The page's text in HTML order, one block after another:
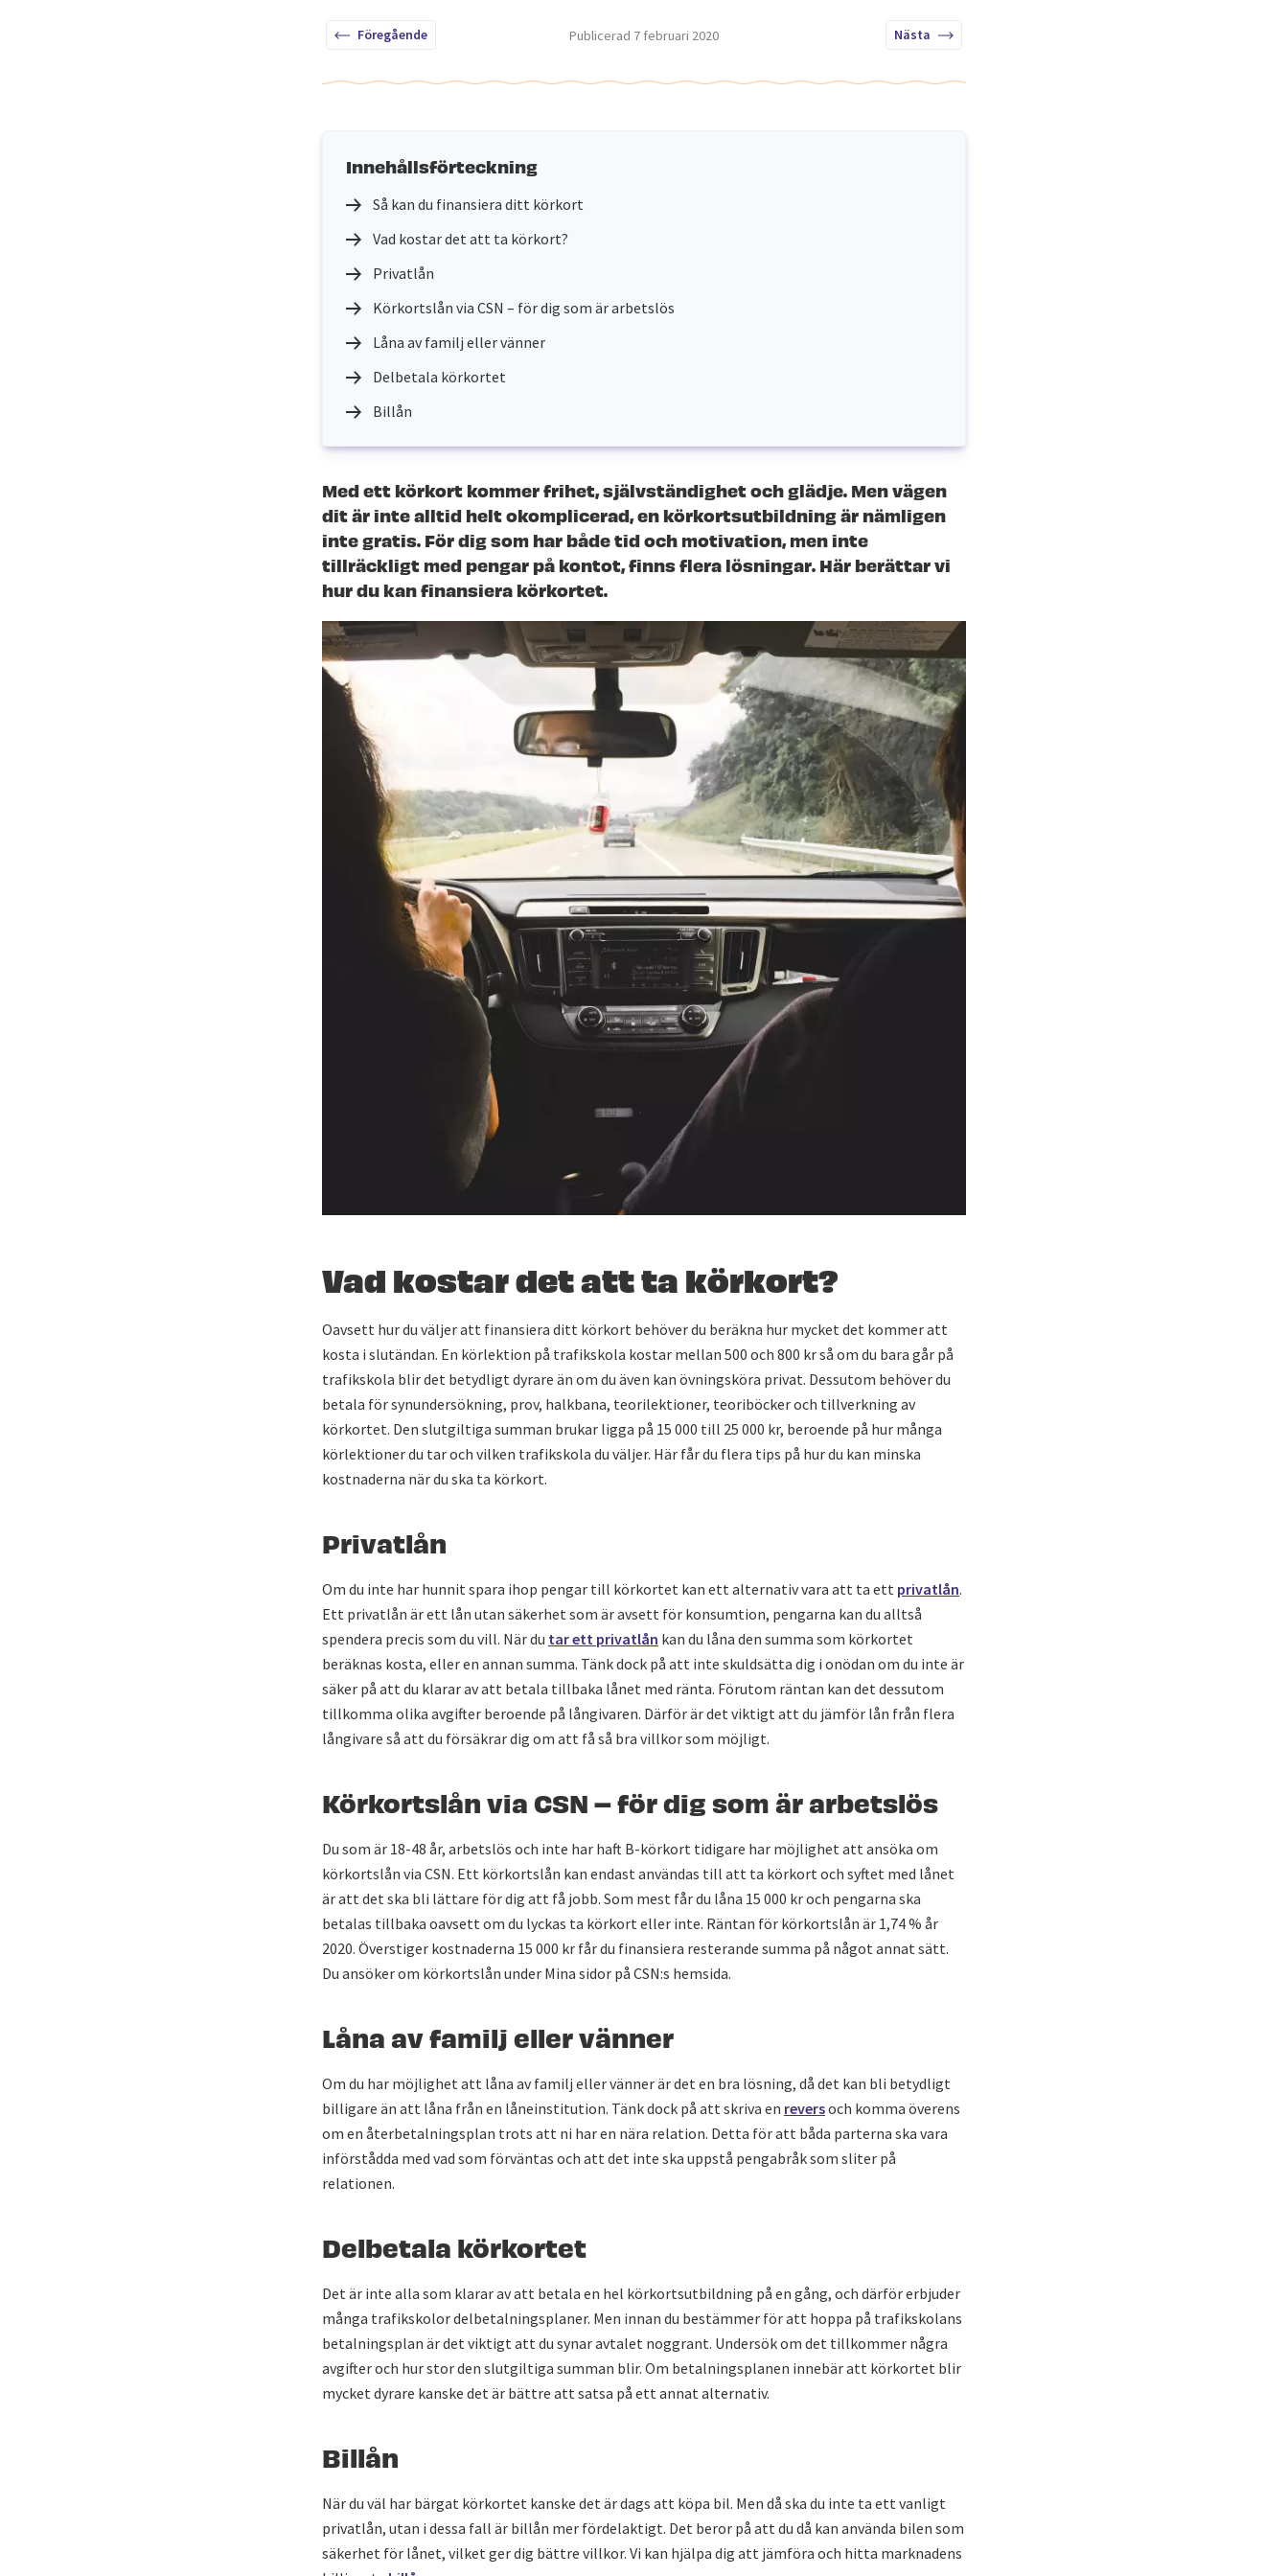
Publicerad 7 februari 2020
Föregående Nästa
Innehållsförteckning
Så kan du finansiera ditt körkort
Vad kostar det att ta körkort?
Privatlån
Körkortslån via CSN – för dig som är arbetslös
Låna av familj eller vänner
Delbetala körkortet
Billån
Med ett körkort kommer frihet, självständighet och glädje. Men vägen
dit är inte alltid helt okomplicerad, en körkortsutbildning är nämligen
inte gratis. För dig som har både tid och motivation, men inte
tillräckligt med pengar på kontot, finns flera lösningar. Här berättar vi
hur du kan finansiera körkortet.
Vad kostar det att ta körkort?
Oavsett hur du väljer att finansiera ditt körkort behöver du beräkna hur mycket det kommer att
kosta i slutändan. En körlektion på trafikskola kostar mellan 500 och 800 kr så om du bara går på
trafikskola blir det betydligt dyrare än om du även kan övningsköra privat. Dessutom behöver du
betala för synundersökning, prov, halkbana, teorilektioner, teoriböcker och tillverkning av
körkortet. Den slutgiltiga summan brukar ligga på 15 000 till 25 000 kr, beroende på hur många
körlektioner du tar och vilken trafikskola du väljer. Här får du flera tips på hur du kan minska
kostnaderna när du ska ta körkort.
Privatlån
Om du inte har hunnit spara ihop pengar till körkortet kan ett alternativ vara att ta ett privatlån.
Ett privatlån är ett lån utan säkerhet som är avsett för konsumtion, pengarna kan du alltså
spendera precis som du vill. När du tar ett privatlån kan du låna den summa som körkortet
beräknas kosta, eller en annan summa. Tänk dock på att inte skuldsätta dig i onödan om du inte är
säker på att du klarar av att betala tillbaka lånet med ränta. Förutom räntan kan det dessutom
tillkomma olika avgifter beroende på långivaren. Därför är det viktigt att du jämför lån från flera
långivare så att du försäkrar dig om att få så bra villkor som möjligt.
Körkortslån via CSN – för dig som är arbetslös
Du som är 18-48 år, arbetslös och inte har haft B-körkort tidigare har möjlighet att ansöka om
körkortslån via CSN. Ett körkortslån kan endast användas till att ta körkort och syftet med lånet
är att det ska bli lättare för dig att få jobb. Som mest får du låna 15 000 kr och pengarna ska
betalas tillbaka oavsett om du lyckas ta körkort eller inte. Räntan för körkortslån är 1,74 % år
2020. Överstiger kostnaderna 15 000 kr får du finansiera resterande summa på något annat sätt.
Du ansöker om körkortslån under Mina sidor på CSN:s hemsida.
Låna av familj eller vänner
Om du har möjlighet att låna av familj eller vänner är det en bra lösning, då det kan bli betydligt
billigare än att låna från en låneinstitution. Tänk dock på att skriva en reversoch komma överens
om en återbetalningsplan trots att ni har en nära relation. Detta för att båda parterna ska vara
införstådda med vad som förväntas och att det inte ska uppstå pengabråk som sliter på
relationen.
Delbetala körkortet
Det är inte alla som klarar av att betala en hel körkortsutbildning på en gång, och därför erbjuder
många trafikskolor delbetalningsplaner. Men innan du bestämmer för att hoppa på trafikskolans
betalningsplan är det viktigt att du synar avtalet noggrant. Undersök om det tillkommer några
avgifter och hur stor den slutgiltiga summan blir. Om betalningsplanen innebär att körkortet blir
mycket dyrare kanske det är bättre att satsa på ett annat alternativ.
Billån
När du väl har bärgat körkortet kanske det är dags att köpa bil. Men då ska du inte ta ett vanligt
privatlån, utan i dessa fall är billån mer fördelaktigt. Det beror på att du då kan använda bilen som
säkerhet för lånet, vilket ger dig bättre villkor. Vi kan hjälpa dig att jämföra och hitta marknadens